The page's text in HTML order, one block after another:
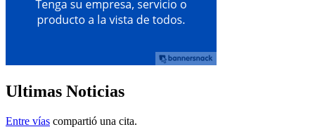
Ultimas Noticias
Entre vías compartió una cita.